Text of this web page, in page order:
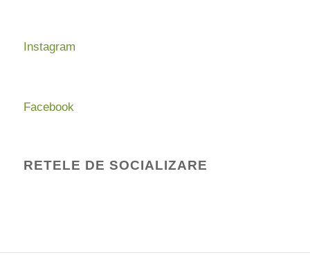
Instagram
Facebook
RETELE DE SOCIALIZARE